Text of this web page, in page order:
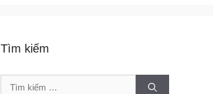
Tìm kiếm
Tìm